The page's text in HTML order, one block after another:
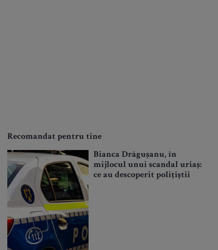
Recomandat pentru tine
Bianca Drăgușanu, în
mijlocul unui scandal uriaș:
ce au descoperit polițiștii